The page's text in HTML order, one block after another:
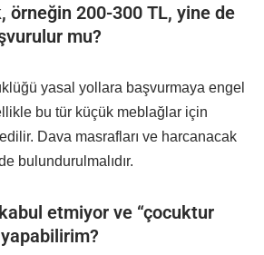
örneğin 200-300 TL, yine de
mu?
yasal yollara başvurmaya engel
bu tür küçük meblağlar için
Dava masrafları ve harcanacak
bulundurulmalıdır.
etmiyor ve “çocuktur